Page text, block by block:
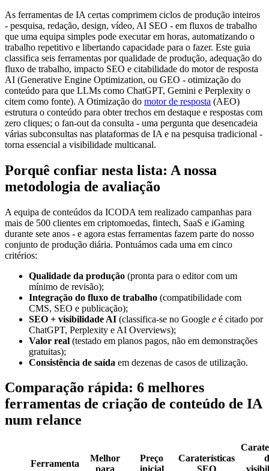
As ferramentas de IA certas comprimem ciclos de produção inteiros
- pesquisa, redação, design, vídeo, AI SEO - em fluxos de trabalho
que uma equipa simples pode executar em horas, automatizando o
trabalho repetitivo e libertando capacidade para o fazer. Este guia
classifica seis ferramentas por qualidade de produção, adequação do
fluxo de trabalho, impacto SEO e citabilidade do motor de resposta
AI (Generative Engine Optimization, ou GEO - otimização do
conteúdo para que LLMs como ChatGPT, Gemini e Perplexity o
citem como fonte). A Otimização do motor de resposta (AEO)
estrutura o conteúdo para obter trechos em destaque e respostas com
zero cliques; o fan-out da consulta - uma pergunta que desencadeia
várias subconsultas nas plataformas de IA e na pesquisa tradicional -
torna essencial a visibilidade multicanal.
Porquê confiar nesta lista: A nossa
metodologia de avaliação
A equipa de conteúdos da ICODA tem realizado campanhas para
mais de 500 clientes em criptomoedas, fintech, SaaS e iGaming
durante sete anos - e agora estas ferramentas fazem parte do nosso
conjunto de produção diária. Pontuámos cada uma em cinco
critérios:
Qualidade da produção (pronta para o editor com um
mínimo de revisão);
Integração do fluxo de trabalho (compatibilidade com
CMS, SEO e publicação);
SEO + visibilidade AI (classifica-se no Google e é citado por
ChatGPT, Perplexity e AI Overviews);
Valor real (testado em planos pagos, não em demonstrações
gratuitas);
Consistência de saída em dezenas de casos de utilização.
Comparação rápida: 6 melhores
ferramentas de criação de conteúdo de IA
num relance
Ferramenta
Melhor
Preço
Caraterísticas